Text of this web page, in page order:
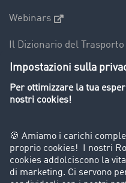
Webinars
Il Dizionario del Trasporto
Panoramica della borsa di
Divieti di circolazione per
Azienda
Porta un nuovo cliente